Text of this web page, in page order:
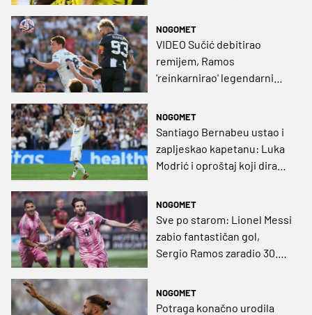
NOGOMET
VIDEO Sučić debitirao
remijem, Ramos
'reinkarnirao' legendarni
NOGOMET
Santiago Bernabeu ustao i
zapljeskao kapetanu: Luka
Modrić i oproštaj koji dira
NOGOMET
Sve po starom: Lionel Messi
zabio fantastičan gol,
Sergio Ramos zaradio 30.
NOGOMET
Potraga konačno urodila